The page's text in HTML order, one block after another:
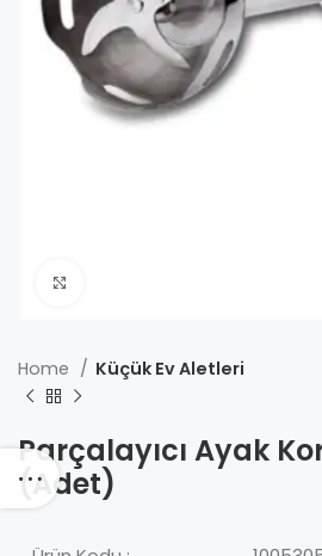
Home Küçük Ev Aletleri
Parçalayıcı Ayak
(Adet)